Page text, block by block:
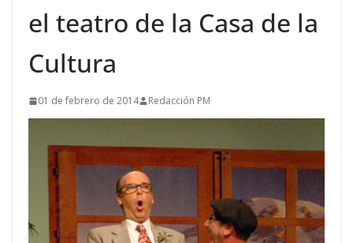
el teatro de la Casa de la
Cultura
01 de febrero de 2014 Redacción PM